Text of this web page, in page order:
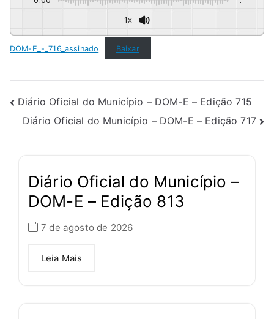
1x
DOM-E_-_716_assinado Baixar
Diário Oficial do Município – DOM-E – Edição 715
Diário Oficial do Município – DOM-E – Edição 717
Diário Oficial do Município –
DOM-E – Edição 813
7 de agosto de 2026
Leia Mais